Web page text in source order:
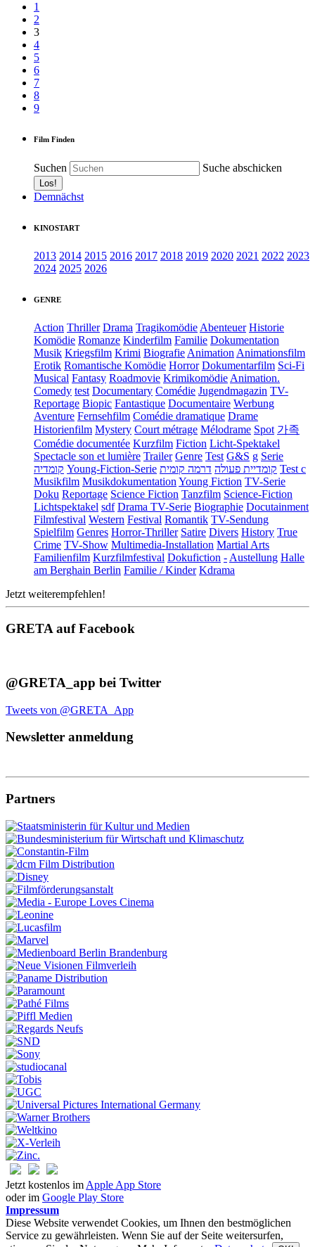
1
2
3
4
5
6
7
8
9
Film Finden
Suchen Suche abschicken
Demnächst
KINOSTART
2013 2014 2015 2016 2017 2018 2019 2020 2021 2022 2023
2024 2025 2026
GENRE
Action Thriller Drama Tragikomödie Abenteuer Historie
Komödie Romanze Kinderfilm Familie Dokumentation
Musik Kriegsfilm Krimi Biografie Animation Animationsfilm
Erotik Romantische Komödie Horror Dokumentarfilm Sci-Fi
Musical Fantasy Roadmovie Krimikomödie Animation.
Comedy test Documentary Comédie Jugendmagazin TV-
Reportage Biopic Fantastique Documentaire Werbung
Aventure Fernsehfilm Comédie dramatique Drame
Historienfilm Mystery Court métrage Mélodrame Spot 가족
Comédie documentée Kurzfilm Fiction Licht-Spektakel
Spectacle son et lumière Trailer Genre Test G&S g Serie
קומדיה Young-Fiction-Serie קומדיית פעולה דרמה קומית
Test c
Musikfilm Musikdokumentation Young Fiction TV-Serie
Doku Reportage Science Fiction Tanzfilm Science-Fiction
Lichtspektakel sdf Drama TV-Serie Biographie Docutainment
Filmfestival Western Festival Romantik TV-Sendung
Spielfilm Genres Horror-Thriller Satire Divers History True
Crime TV-Show Multimedia-Installation Martial Arts
Familienfilm Kurzfilmfestival Dokufiction - Austellung Halle
am Berghain Berlin Familie / Kinder Kdrama
Jetzt weiterempfehlen!
GRETA auf Facebook
@GRETA_app bei Twitter
Tweets von @GRETA_App
Newsletter anmeldung
Partners
Jetzt kostenlos im Apple App Store
oder im Google Play Store
Impressum
Diese Website verwendet Cookies, um Ihnen den bestmöglichen
Service zu gewährleisten. Wenn Sie auf der Seite weitersurfen,